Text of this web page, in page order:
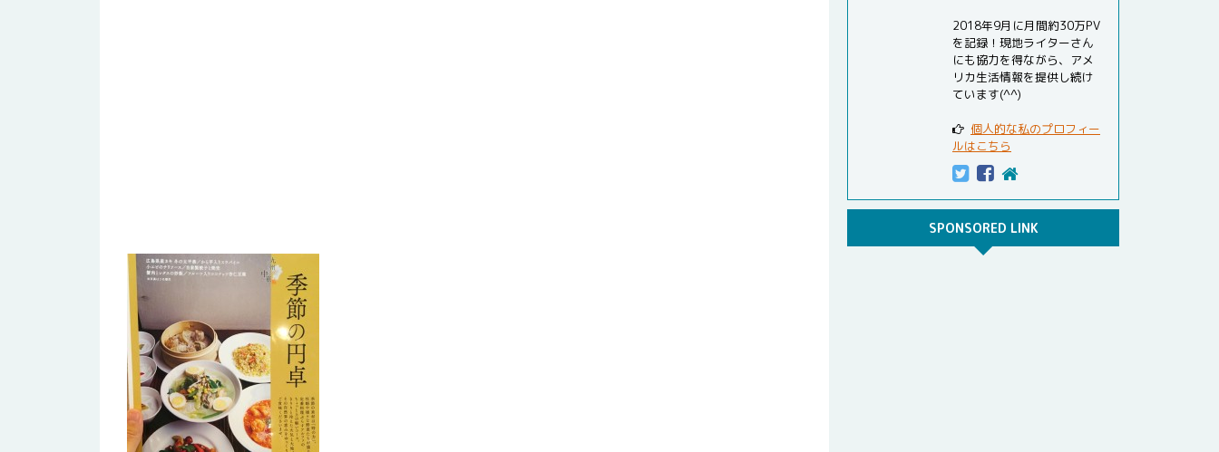
2018年9月に月間約30万PV
を記録！現地ライターさん
にも協力を得ながら、アメ
リカ生活情報を提供し続け
ています(^^)
個人的な私のプロフィー
ルはこちら
SPONSORED LINK